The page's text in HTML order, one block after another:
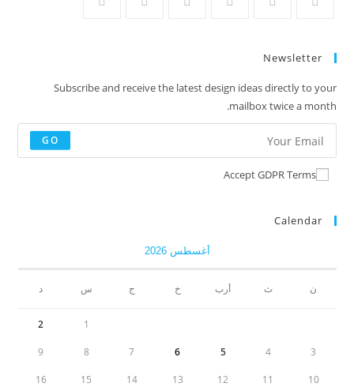
Newsletter
Subscribe and receive the latest design ideas directly to your
mailbox twice a month.
GO
Accept GDPR Terms
Calendar
أغسطس 2026
ن ث أرب خ ج س د
1
2
3
4
5
6
7
8
9
10
11
12
13
14
15
16